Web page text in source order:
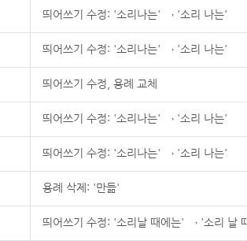
띄어쓰기 수정: '소리나는' → '소리 나는'
띄어쓰기 수정: '소리나는' → '소리 나는'
띄어쓰기 수정, 용례 교체
띄어쓰기 수정: '소리나는' → '소리 나는'
띄어쓰기 수정: '소리나는' → '소리 나는'
용례 삭제: '만듦'
띄어쓰기 수정: '소리날 때에는' → '소리 날